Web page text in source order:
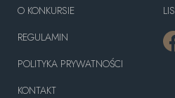
O KONKURSIE
REGULAMIN
POLITYKA PRYWATNOŚCI
KONTAKT